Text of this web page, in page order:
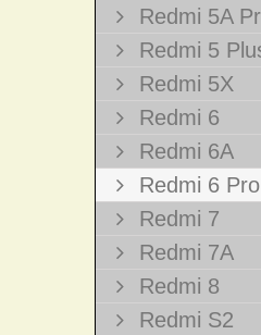
Redmi 5A
Redmi 5
Redmi 5X
Redmi 6
Redmi 6A
Redmi 6 Pro
Redmi 7
Redmi 7A
Redmi 8
Redmi S2